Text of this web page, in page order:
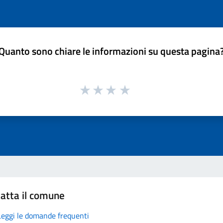
sono chiare le informazioni su questa
il comune
le domande frequenti